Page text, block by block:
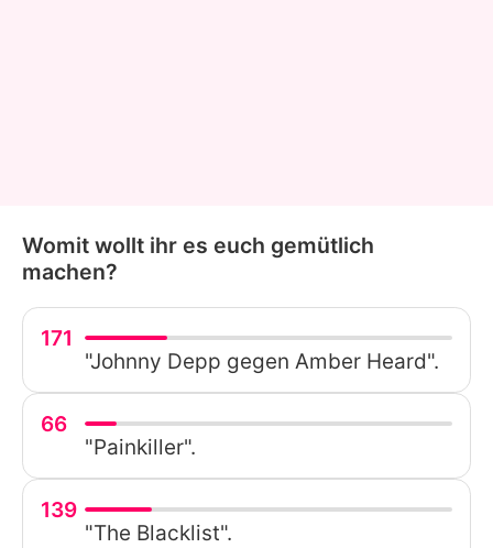
Womit wollt ihr es euch gemütlich
machen?
171
"Johnny Depp gegen Amber Heard".
66
"Painkiller".
139
"The Blacklist".